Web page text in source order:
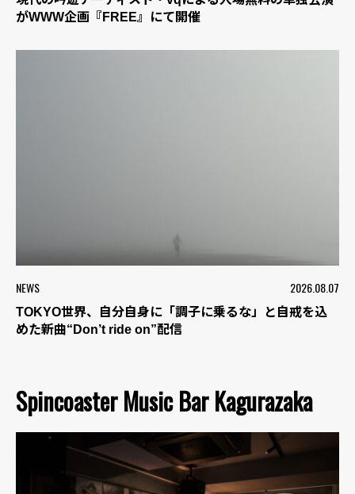
がWWW企画『FREE』にて開催
NEWS 2026.08.07
TOKYO世界、自分自身に「調子に乗るな」と自戒を込
めた新曲“Don’t ride on”配信
Spincoaster Music Bar Kagurazaka